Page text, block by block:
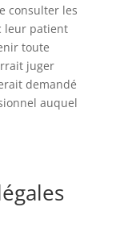
consulter les
leur patient
toute
juger
demandé
auquel